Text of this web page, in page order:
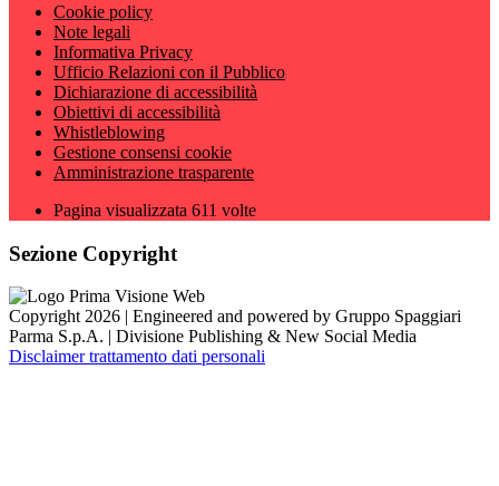
Cookie policy
Note legali
Informativa Privacy
Ufficio Relazioni con il Pubblico
Dichiarazione di accessibilità
Obiettivi di accessibilità
Whistleblowing
Gestione consensi cookie
Amministrazione trasparente
Pagina visualizzata 611 volte
Sezione Copyright
Copyright 2026 | Engineered and powered by Gruppo Spaggiari
Parma S.p.A. | Divisione Publishing & New Social Media
Disclaimer trattamento dati personali